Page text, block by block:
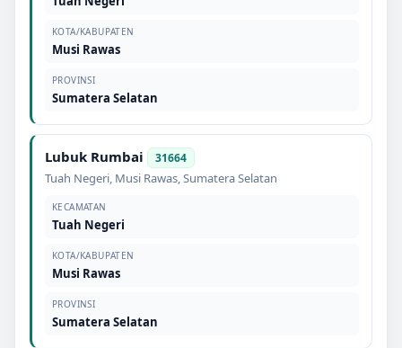
KOTA/KABUPATEN
Musi Rawas
PROVINSI
Sumatera Selatan
Lubuk Rumbai 31664
Tuah Negeri, Musi Rawas,Sumatera Selatan
KECAMATAN
Tuah Negeri
KOTA/KABUPATEN
Musi Rawas
PROVINSI
Sumatera Selatan